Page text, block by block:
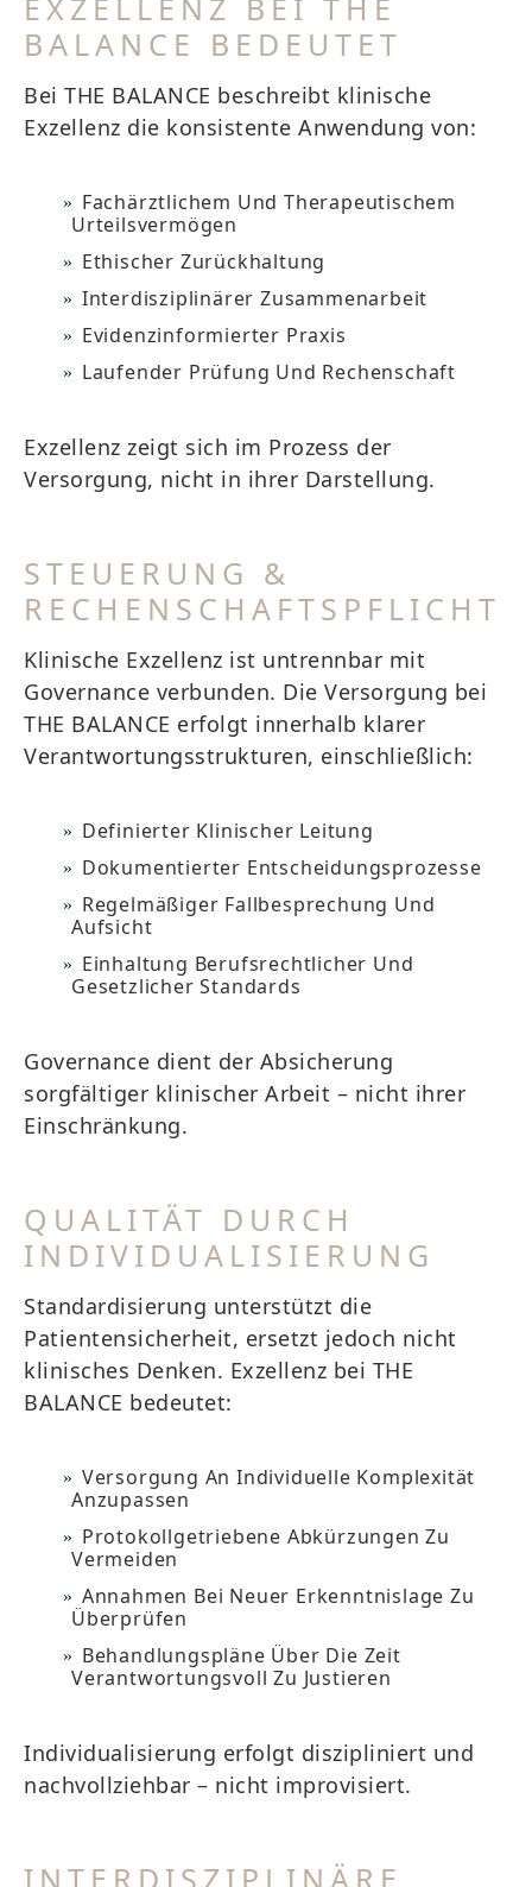
EXZELLENZ BEI THE
BALANCE BEDEUTET
Bei THE BALANCE beschreibt klinische
Exzellenz die konsistente Anwendung von:
Fachärztlichem Und Therapeutischem
Urteilsvermögen
Ethischer Zurückhaltung
Interdisziplinärer Zusammenarbeit
Evidenzinformierter Praxis
Laufender Prüfung Und Rechenschaft
Exzellenz zeigt sich im Prozess der
Versorgung, nicht in ihrer Darstellung.
STEUERUNG &
RECHENSCHAFTSPFLICHT
Klinische Exzellenz ist untrennbar mit
Governance verbunden. Die Versorgung bei
THE BALANCE erfolgt innerhalb klarer
Verantwortungsstrukturen, einschließlich:
Definierter Klinischer Leitung
Dokumentierter Entscheidungsprozesse
Regelmäßiger Fallbesprechung Und
Aufsicht
Einhaltung Berufsrechtlicher Und
Gesetzlicher Standards
Governance dient der Absicherung
sorgfältiger klinischer Arbeit – nicht ihrer
Einschränkung.
QUALITÄT DURCH
INDIVIDUALISIERUNG
Standardisierung unterstützt die
Patientensicherheit, ersetzt jedoch nicht
klinisches Denken. Exzellenz bei THE
BALANCE bedeutet:
Versorgung An Individuelle Komplexität
Anzupassen
Protokollgetriebene Abkürzungen Zu
Vermeiden
Annahmen Bei Neuer Erkenntnislage Zu
Überprüfen
Behandlungspläne Über Die Zeit
Verantwortungsvoll Zu Justieren
Individualisierung erfolgt diszipliniert und
nachvollziehbar – nicht improvisiert.
INTERDISZIPLINÄRE